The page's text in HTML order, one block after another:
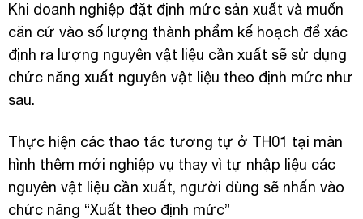
Khi doanh nghiệp đặt định mức sản xuất và muốn
căn cứ vào số lượng thành phẩm kế hoạch để xác
định ra lượng nguyên vật liệu cần xuất sẽ sử dụng
chức năng xuất nguyên vật liệu theo định mức như
sau.
Thực hiện các thao tác tương tự ở TH01 tại màn
hình thêm mới nghiệp vụ thay vì tự nhập liệu các
nguyên vật liệu cần xuất, người dùng sẽ nhấn vào
chức năng “Xuất theo định mức”